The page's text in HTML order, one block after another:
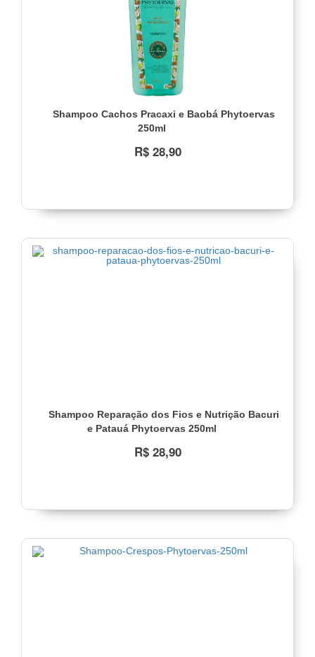
Shampoo Cachos Pracaxi e Baobá Phytoervas
250ml
R$ 28,90
Shampoo Reparação dos Fios e Nutrição Bacuri
e Patauá Phytoervas 250ml
R$ 28,90